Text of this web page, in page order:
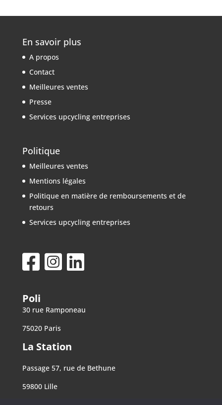
En savoir plus
A propos
Contact
Meilleures ventes
Presse
Services upcycling entreprises
Politique
Meilleures ventes
Mentions légales
Politique en matière de remboursements et de
retours
Services upcycling entreprises
Poli
30 rue Ramponeau
75020 Paris
La Station
Passage 57, rue de Bethune
59800 Lille